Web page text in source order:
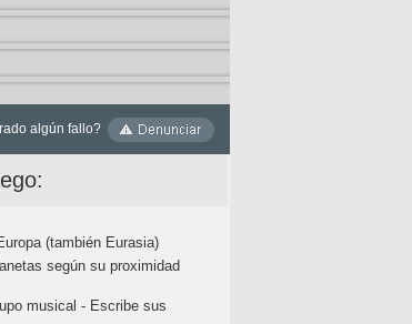
algún fallo?
(también Eurasia)
según su proximidad
musical - Escribe sus